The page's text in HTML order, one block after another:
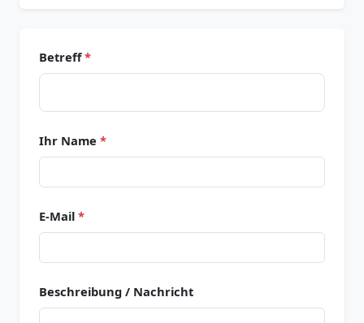
Betreff*
Ihr Name *
E-Mail *
Beschreibung / Nachricht